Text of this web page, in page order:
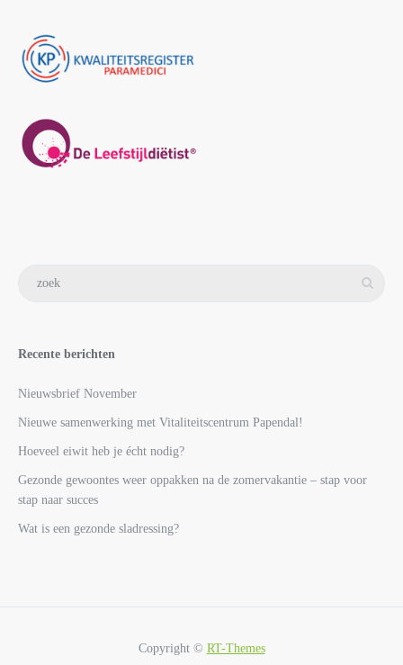
Recente berichten
Nieuwsbrief November
Nieuwe samenwerking met Vitaliteitscentrum Papendal!
Hoeveel eiwit heb je écht nodig?
Gezonde gewoontes weer oppakken na de zomervakantie – stap voor
stap naar succes
Wat is een gezonde sladressing?
Copyright © RT-Themes